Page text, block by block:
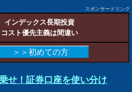
スポンサードリンク
インデックス長期投資
コスト優先主義は間違い
＞＞初めての方
せ！証券口座を使い分け